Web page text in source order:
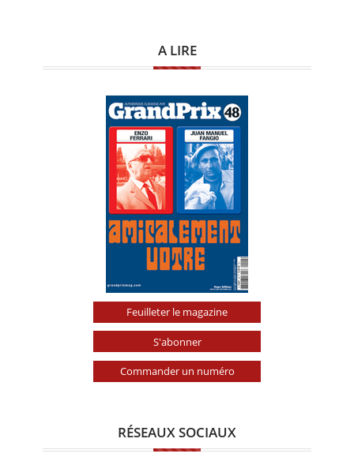
A LIRE
Feuilleter le magazine
S'abonner
Commander un numéro
RÉSEAUX SOCIAUX